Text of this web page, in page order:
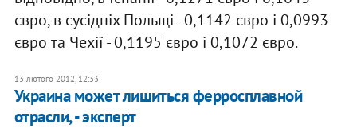
євро, в сусідніх Польщі - 0,1142 євро і 0,0993
євро та Чехії - 0,1195 євро і 0,1072 євро.
13 лютого 2012, 12:33
Украина может лишиться ферросплавной
отрасли, - эксперт